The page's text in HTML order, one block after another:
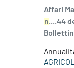
Affari
n....44